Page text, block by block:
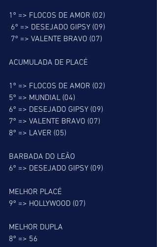
1º => FLOCOS DE AMOR (02)
6º => DESEJADO GIPSY (09)
7º => VALENTE BRAVO (07)
ACUMULADA DE PLACÉ
1º => FLOCOS DE AMOR (02)
5º => MUNDIAL (04)
6º => DESEJADO GIPSY (09)
7º => VALENTE BRAVO (07)
8º => LAVER (05)
BARBADA DO LEÃO
6º => DESEJADO GIPSY (09)
MELHOR PLACÉ
9º => HOLLYWOOD (07)
MELHOR DUPLA
8º => 56